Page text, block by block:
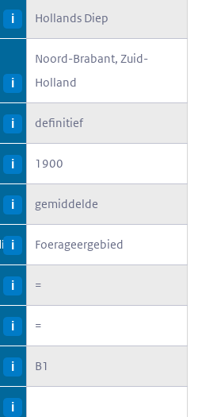
i Hollands Diep
i
Noord-Brabant, Zuid-
Holland
i definitief
i 1900
i gemiddelde
i Foerageergebied
i =
i =
i B1
i